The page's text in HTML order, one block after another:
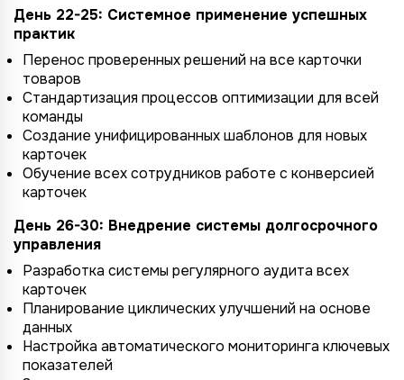
День 22-25: Системное применение успешных
практик
Перенос проверенных решений на все карточки
товаров
Стандартизация процессов оптимизации для всей
команды
Создание унифицированных шаблонов для новых
карточек
Обучение всех сотрудников работе с конверсией
карточек
День 26-30: Внедрение системы долгосрочного
управления
Разработка системы регулярного аудита всех
карточек
Планирование циклических улучшений на основе
данных
Настройка автоматического мониторинга ключевых
показателей
Подключение к
TotalCRM
Подключение к
TotalCRM
1/4
Подключение к
TotalCRM
2/4
Подключение к
TotalCRM
Wildberries
3/4
Подключение к
TotalCRM
4/4
Подключение к
TotalCRM
Подключение к
TotalCRM